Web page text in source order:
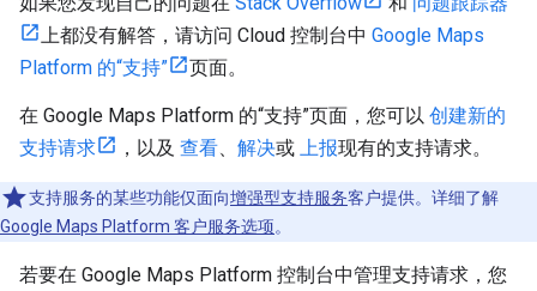
上都没有解答，请访问 Cloud 控制台中 Google Maps
Platform 的“支持”
页面。
在 Google Maps Platform 的“支持”页面，您可以 创建新的
支持请求
，以及 查看 解决或 上报现有的支持请求。
支持服务的某些功能仅面向增强型支持服务客户提供。详细了解
Google Maps Platform 客户服务选项。
若要在 Google Maps Platform 控制台中管理支持请求，您